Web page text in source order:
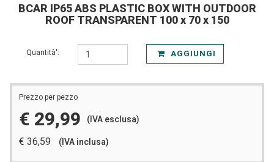
BCAR IP65 ABS PLASTIC BOX WITH OUTDOOR
ROOF TRANSPARENT 100 x 70 x 150
Quantità': AGGIUNGI
Prezzo per pezzo
€ 29,99 (IVA esclusa)
€ 36,59 (IVA inclusa)